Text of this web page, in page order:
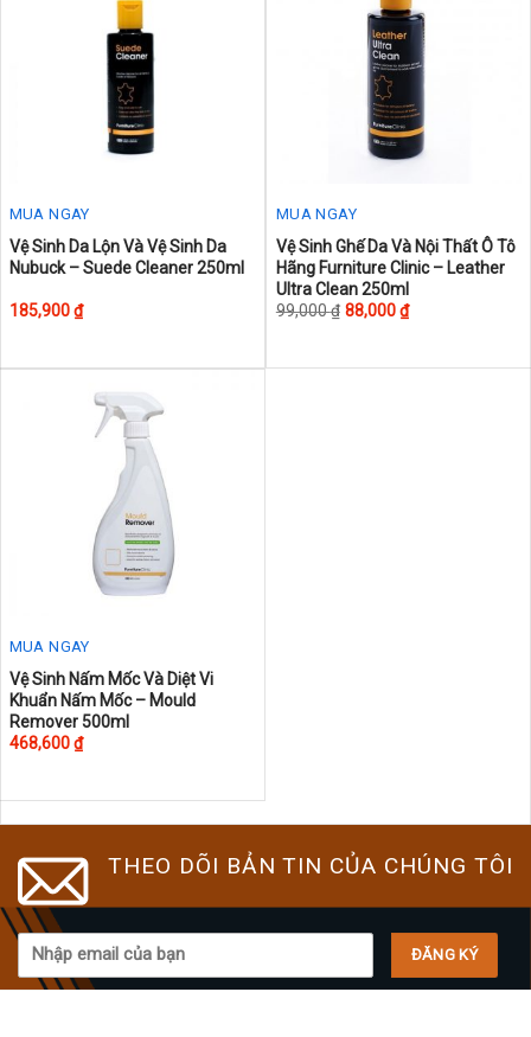
MUA NGAY
This
product
has
Vệ Sinh Da Lộn Và Vệ Sinh Da
Nubuck – Suede Cleaner 250ml
185,900₫
MUA NGAY
This
product
has
Vệ Sinh Ghế Da Và Nội Thất Ô Tô
Hãng Furniture Clinic – Leather
Ultra Clean 250ml
99,000₫ 88,000₫
MUA NGAY
Vệ Sinh Nấm Mốc Và Diệt Vi
Khuẩn Nấm Mốc – Mould
Remover 500ml
468,600₫
THEO DÕI BẢN TIN CỦA CHÚNG TÔI